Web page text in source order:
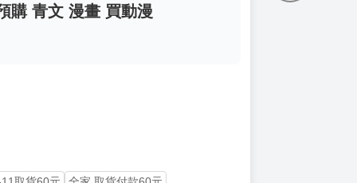
購 青文 漫畫 買動漫